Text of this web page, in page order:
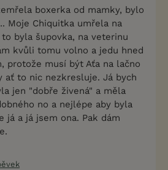
boxerka od mamky, bylo
Moje Chiquitka umřela na
byla šupovka, na veterinu
kvůli tomu volno a jedu hned
protože musí být Aťa na lačno
to nic nezkresluje. Já bych
jen "dobře živená" a měla
no a nejlépe aby byla
já a já jsem ona. Pak dám